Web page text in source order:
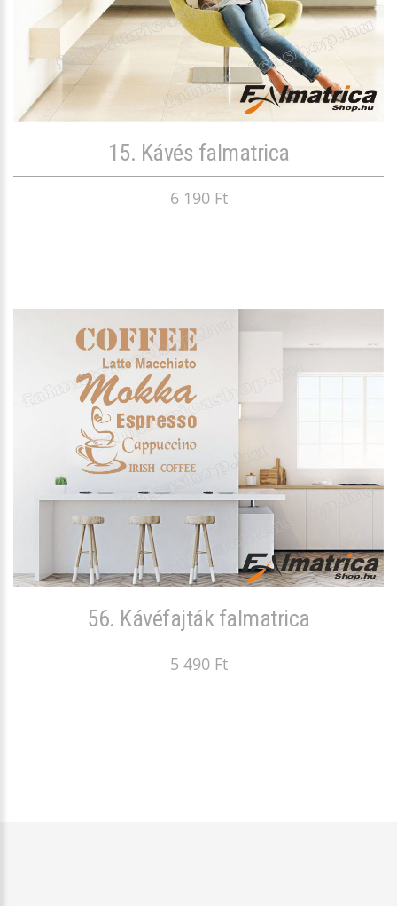
15. Kávés falmatrica
6 190 Ft
56. Kávéfajták falmatrica
5 490 Ft